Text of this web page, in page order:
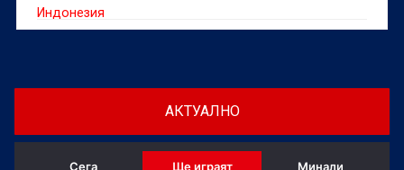
Индонезия
АКТУАЛНО
Сега Ще играят Минали